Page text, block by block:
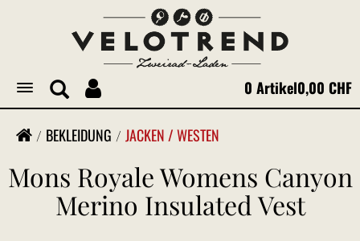
Toggle
navigation
0 Artikel0,00 CHF
BEKLEIDUNG JACKEN / WESTEN
Mons Royale Womens Canyon
Merino Insulated Vest